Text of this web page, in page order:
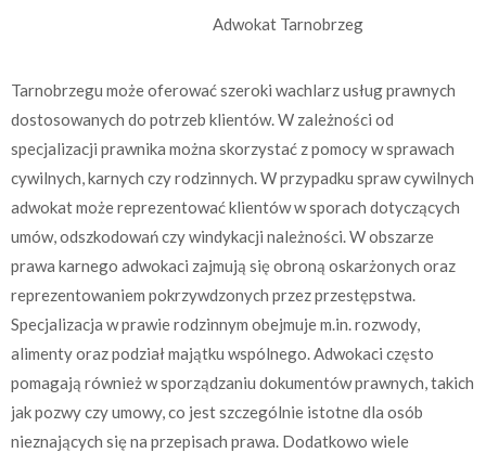
Adwokat Tarnobrzeg
Tarnobrzegu może oferować szeroki wachlarz usług prawnych
dostosowanych do potrzeb klientów. W zależności od
specjalizacji prawnika można skorzystać z pomocy w sprawach
cywilnych, karnych czy rodzinnych. W przypadku spraw cywilnych
adwokat może reprezentować klientów w sporach dotyczących
umów, odszkodowań czy windykacji należności. W obszarze
prawa karnego adwokaci zajmują się obroną oskarżonych oraz
reprezentowaniem pokrzywdzonych przez przestępstwa.
Specjalizacja w prawie rodzinnym obejmuje m.in. rozwody,
alimenty oraz podział majątku wspólnego. Adwokaci często
pomagają również w sporządzaniu dokumentów prawnych, takich
jak pozwy czy umowy, co jest szczególnie istotne dla osób
nieznających się na przepisach prawa. Dodatkowo wiele